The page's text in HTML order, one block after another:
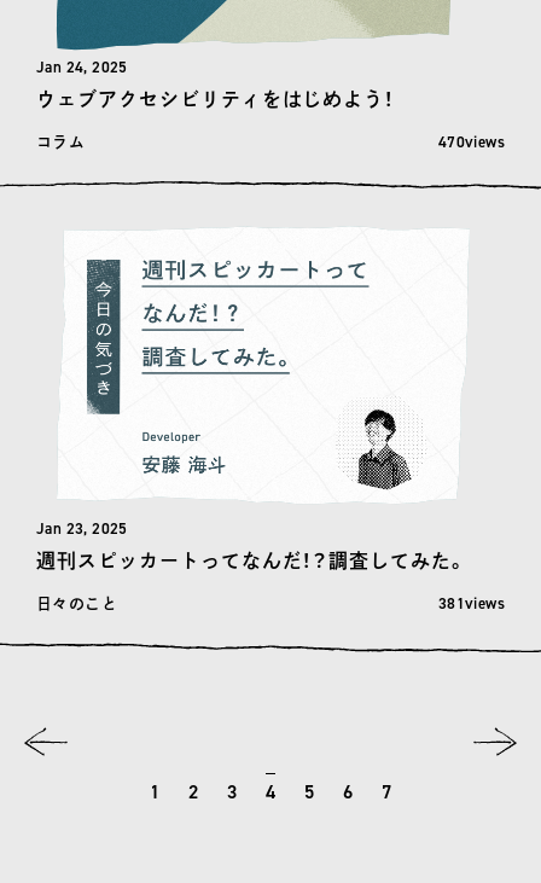
Jan 24, 2025
ウェブアクセシビリティをはじめよう！
コラム 閲覧数: 470
470views
Jan 23, 2025
週刊スピッカートってなんだ！？調査してみた。
日々のこと 閲覧数: 381
381views
1 2 3 4 5 6 7